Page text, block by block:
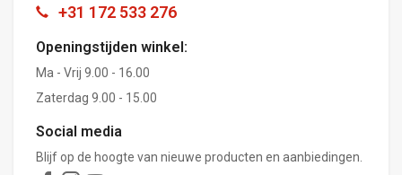
+31 172 533 276
Openingstijden winkel:
Ma - Vrij 9.00 - 16.00
Zaterdag 9.00 - 15.00
Social media
Blijf op de hoogte van nieuwe producten en aanbiedingen.